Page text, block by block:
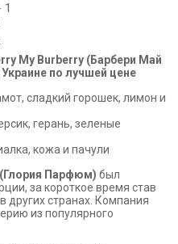
1
My Burberry (Барбери Май
по лучшей цене
сладкий горошек, лимон и
герань, зеленые
кожа и пачули
Парфюм) был
за короткое время став
других странах. Компания
из популярного